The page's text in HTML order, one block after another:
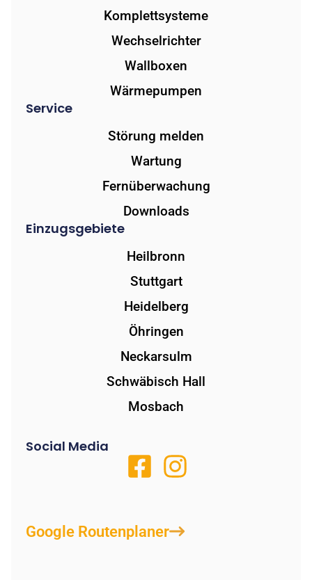
Komplettsysteme
Wechselrichter
Wallboxen
Wärmepumpen
Service
Störung melden
Wartung
Fernüberwachung
Downloads
Einzugsgebiete
Heilbronn
Stuttgart
Heidelberg
Öhringen
Neckarsulm
Schwäbisch Hall
Mosbach
Social Media
Google Routenplaner